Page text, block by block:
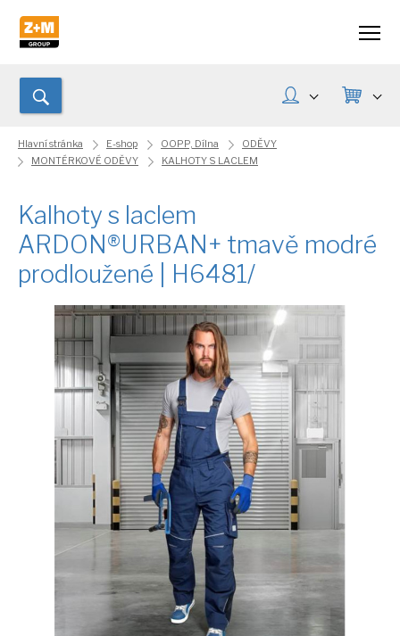
Hlavní stránka E-shop OOPP, Dílna
ODĚVY
MONTÉRKOVÉ ODĚVY
KALHOTY S LACLEM
Kalhoty s laclem
ARDON®URBAN+ tmavě modré
prodloužené | H6481/